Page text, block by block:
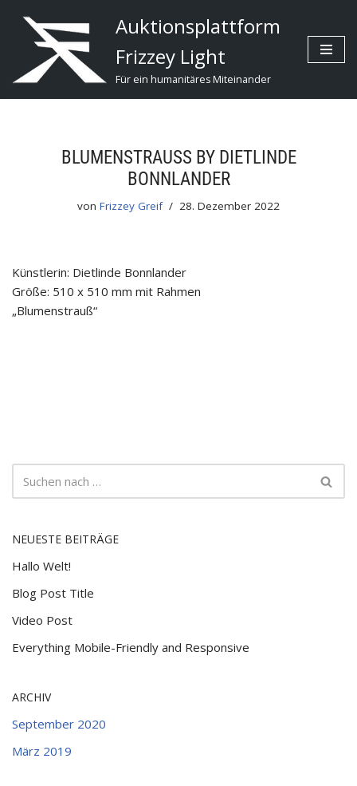
Zum
Inhalt
Auktionsplattform
Frizzey Light
Für ein humanitäres Miteinander
BLUMENSTRAUSS BY DIETLINDE B
ONNLANDER
von Frizzey Greif 28. Dezember 2022
Künstlerin: Dietlinde Bonnlander
Größe: 510 x 510 mm mit Rahmen
„Blumenstrauß“
NEUESTE BEITRÄGE
Hallo Welt!
Blog Post Title
Video Post
Everything Mobile-Friendly and Responsive
ARCHIV
September 2020
März 2019